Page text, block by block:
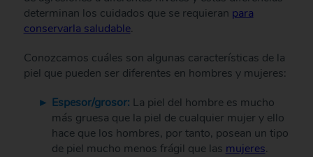
determinan los cuidados que se requieran para
conservarla saludable.
Conozcamos cuáles son algunas características de la
piel que pueden ser diferentes en hombres y mujeres:
Espesor/grosor: La piel del hombre es mucho
más gruesa que la piel de cualquier mujer y ello
hace que los hombres, por tanto, posean un tipo
de piel mucho menos frágil que las mujeres.